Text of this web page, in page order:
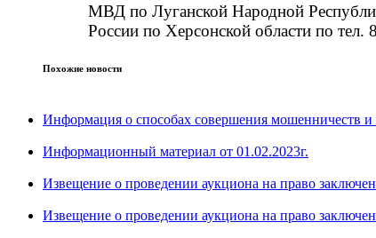
МВД по Луганской Народной
России по Херсонской области по тел.
Похожие новости
Информация о способах совершения мошенничеств
Информационный материал от 01.02.2023г.
Извещение о проведении аукциона на право
Извещение о проведении аукциона на право